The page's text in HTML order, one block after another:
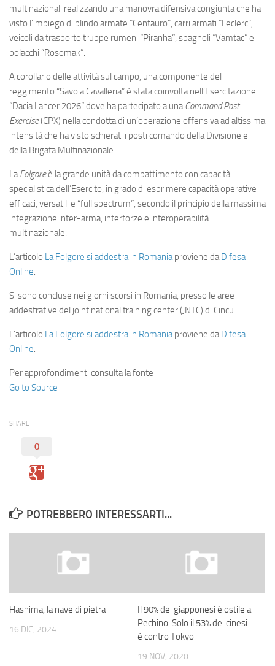
multinazionali realizzando una manovra difensiva congiunta che ha
visto l’impiego di blindo armate “Centauro”, carri armati “Leclerc”,
veicoli da trasporto truppe rumeni “Piranha”, spagnoli “Vamtac” e
polacchi “Rosomak”.
A corollario delle attività sul campo, una componente del
reggimento “Savoia Cavalleria” è stata coinvolta nell’Esercitazione
“Dacia Lancer 2026” dove ha partecipato a unaCommand Post
Exercise(CPX) nella condotta di un’operazione offensiva ad altissima
intensità che ha visto schierati i posti comando della Divisione e
della Brigata Multinazionale.
LaFolgoreè la grande unità da combattimento con capacità
specialistica dell’Esercito, in grado di esprimere capacità operative
efficaci, versatili e “full spectrum”, secondo il principio della massima
integrazione inter-arma, interforze e interoperabilità
multinazionale.
L’articolo La Folgore si addestra in Romaniaproviene daDifesa
Online.
Si sono concluse nei giorni scorsi in Romania, presso le aree
addestrative del joint national training center (JNTC) di Cincu…
L’articolo La Folgore si addestra in Romaniaproviene daDifesa
Online.
Per approfondimenti consulta la fonte
Go to Source
SHARE
0
POTREBBERO INTERESSARTI...
Hashima, la nave di pietra
16 DIC, 2024
Il 90% dei giapponesi è ostile a
Pechino. Solo il 53% dei cinesi
è contro Tokyo
19 NOV, 2020